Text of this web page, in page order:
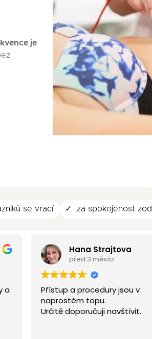
je
se vrací za spokojenost
jsou v
navštívit.
Estetiku
vždy
Personál
ráda se